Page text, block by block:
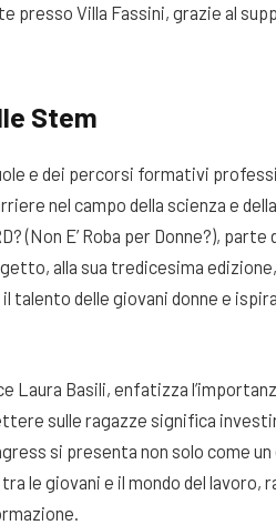
presso Villa Fassini, grazie al
Stem
e dei percorsi formativi
nel campo della scienza e della
(Non E’ Roba per Donne?), parte
alla sua tredicesima
delle giovani donne e
Laura Basili, enfatizza
sulle ragazze significa
si presenta non solo come
le giovani e il mondo del lavoro,